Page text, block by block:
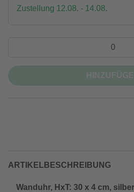
Zustellung 12.08. - 14.08.
ARTIKELBESCHREIBUNG
Wanduhr, HxT: 30 x 4 cm,